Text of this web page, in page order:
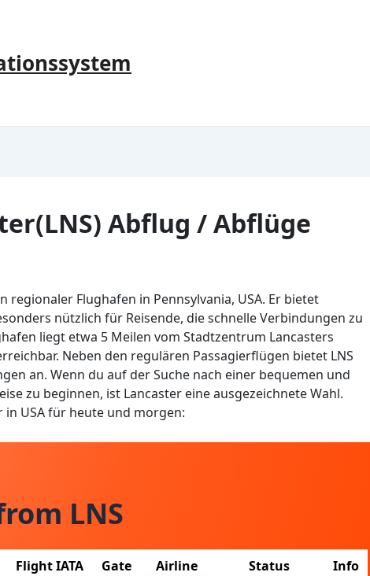
Abflug / Abflüge
regionaler Flughafen in Pennsylvania, USA. Er bietet
nützlich für Reisende, die schnelle Verbindungen zu
liegt etwa 5 Meilen vom Stadtzentrum Lancasters
Neben den regulären Passagierflügen bietet LNS
an. Wenn du auf der Suche nach einer bequemen und
zu beginnen, ist Lancaster eine ausgezeichnete Wahl.
in USA für heute und morgen:
LNS
Flight IATA Gate Airline Status
Info